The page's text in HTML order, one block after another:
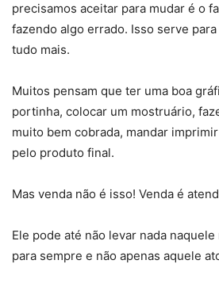
precisamos aceitar para mudar é o
fazendo algo errado. Isso serve
tudo mais.
Muitos pensam que ter uma boa
portinha, colocar um mostruário,
muito bem cobrada, mandar
pelo produto final.
Mas venda não é isso! Venda é
Ele pode até não levar nada
para sempre e não apenas aquele